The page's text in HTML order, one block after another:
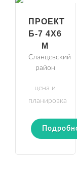
ПРОЕКТ
Б-7 4Х6
М
Сланцевский
район
цена и
планировка